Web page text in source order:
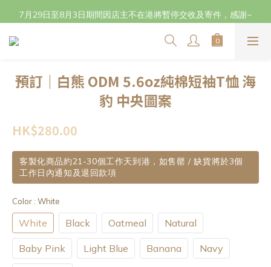
立即成為會員 (๑•̀ㅂ•́)و✧登記生日獲取$20購物金 及下單賺取點數
7月29日至8月3日期間因店主不在港將暫停交收及寄件，感謝~
立即成為會員 (๑•̀ㅂ•́)و✧登記生日獲取$20購物金 及下單賺取點數
預訂｜白熊 ODM 5.6oz純棉短袖T恤 海
豹 中央圖案
HK$280.00
客製化商品約21-30個工作天到港，如售罄 / 缺貨將於3個
工作日內通知及退回款項
Color : White
White Black Oatmeal Natural
Baby Pink Light Blue Banana Navy